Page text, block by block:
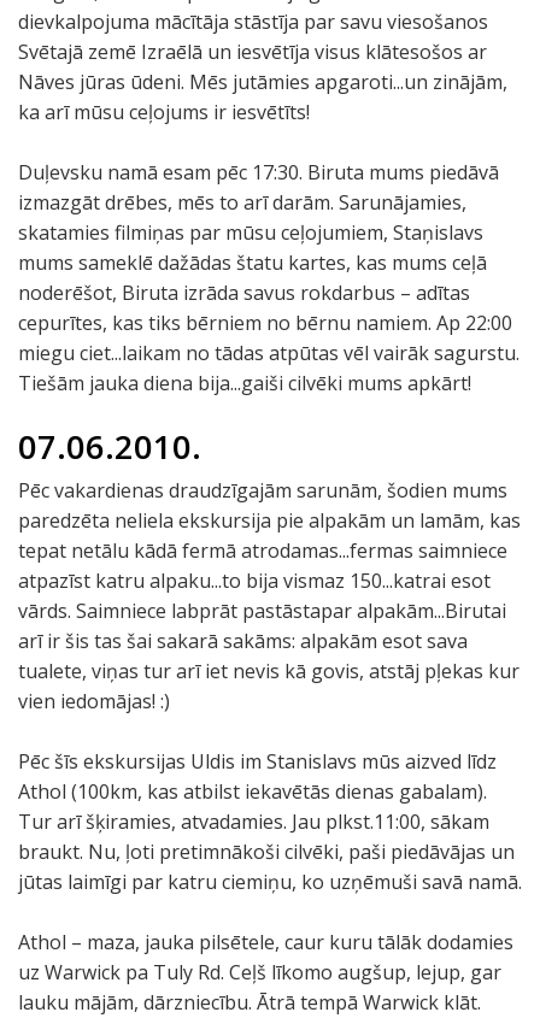
dievkalpojuma mācītāja stāstīja par savu viesošanos
Svētajā zemē Izraēlā un iesvētīja visus klātesošos ar
Nāves jūras ūdeni. Mēs jutāmies apgaroti...un zinājām,
ka arī mūsu ceļojums ir iesvētīts!
Duļevsku namā esam pēc 17:30. Biruta mums piedāvā
izmazgāt drēbes, mēs to arī darām. Sarunājamies,
skatamies filmiņas par mūsu ceļojumiem, Staņislavs
mums sameklē dažādas štatu kartes, kas mums ceļā
noderēšot, Biruta izrāda savus rokdarbus – adītas
cepurītes, kas tiks bērniem no bērnu namiem. Ap 22:00
miegu ciet...laikam no tādas atpūtas vēl vairāk sagurstu.
Tiešām jauka diena bija...gaiši cilvēki mums apkārt!
07.06.2010.
Pēc vakardienas draudzīgajām sarunām, šodien mums
paredzēta neliela ekskursija pie alpakām un lamām, kas
tepat netālu kādā fermā atrodamas...fermas saimniece
atpazīst katru alpaku...to bija vismaz 150...katrai esot
vārds. Saimniece labprāt pastāstapar alpakām...Birutai
arī ir šis tas šai sakarā sakāms: alpakām esot sava
tualete, viņas tur arī iet nevis kā govis, atstāj pļekas kur
vien iedomājas! :)
Pēc šīs ekskursijas Uldis im Stanislavs mūs aizved līdz
Athol (100km, kas atbilst iekavētās dienas gabalam).
Tur arī šķiramies, atvadamies. Jau plkst.11:00, sākam
braukt. Nu, ļoti pretimnākoši cilvēki, paši piedāvājas un
jūtas laimīgi par katru ciemiņu, ko uzņēmuši savā namā.
Athol – maza, jauka pilsētele, caur kuru tālāk dodamies
uz Warwick pa Tuly Rd. Ceļš līkomo augšup, lejup, gar
lauku mājām, dārzniecību. Ātrā tempā Warwick klāt.